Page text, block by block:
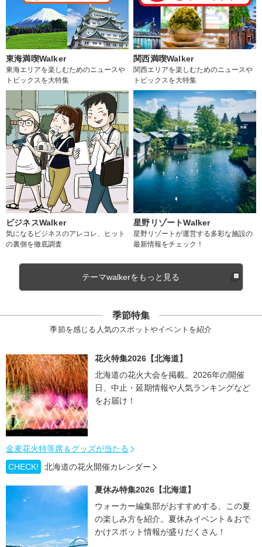
東海満喫Walker
東海エリアを楽しむためのニュースや
トピックスを大特集
関西満喫Walker
関西エリアを楽しむためのニュースや
トピックスを大特集
ビジネスWalker
気になるビジネスのアレコレ、ヒット
の裏側を徹底調査
星野リゾートWalker
星野リゾートが運営する多彩な施設の
最新情報をチェック！
テーマwalkerをもっと見る
季節特集
季節を感じる人気のスポットやイベントを紹介
花火特集2026【北海道】
北海道の花火大会を掲載。2026年の開催
日、中止・延期情報や人気ランキングなど
をお届け！
金麦花火特等席＆グッズが当たる
CHECK!
北海道の花火開催カレンダー
夏休み特集2026【北海道】
ウォーカー編集部がおすすめする、この夏
の楽しみ方を紹介。夏休みイベント＆おで
かけスポット情報が盛りだくさん！